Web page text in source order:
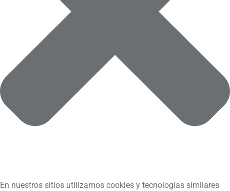
En nuestros sitios utilizamos cookies y tecnologías similares